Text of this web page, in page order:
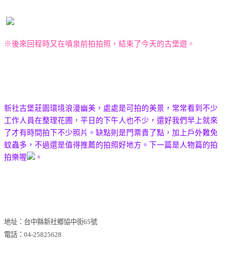
※後來回程時又在噴泉前拍拍照，結束了今天的古堡遊。
新社古堡莊園環境浪漫幽美，處處是可拍的美景，常常看到不少
工作人員在整理花圃，平日的下午人也不少，還好我們早上就來
了才有時間拍下不少照片。缺點則是門票貴了點，加上戶外難免
蚊蟲多，不過還是值得推薦的拍照好地方。下一篇是人物篇的拍
拍樂喔
。
地址：台中縣新社鄉協中街65號
電話： 04-25825628